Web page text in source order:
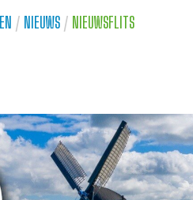
/ NIEUWS / NIEUWSFLITS